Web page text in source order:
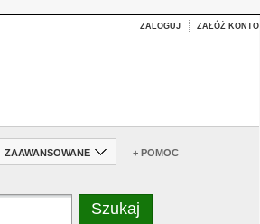
ZALOGUJ ZAŁÓŻ KONTO
ZAAWANSOWANE + POMOC